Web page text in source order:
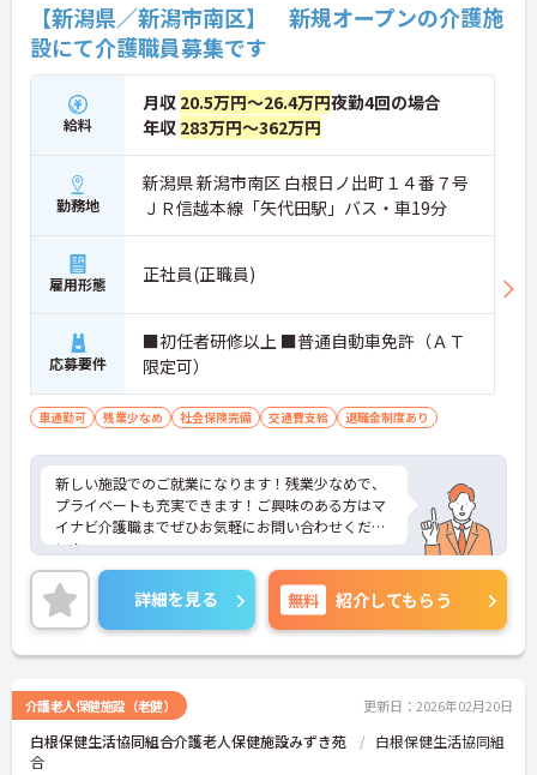
【新潟県／新潟市南区】 新規オープンの介護施
設にて介護職員募集です
給料
月収 20.5万円～26.4万円夜勤4回の場合
年収 283万円～362万円
勤務地
新潟県 新潟市南区 白根日ノ出町１４番７号
ＪＲ信越本線「矢代田駅」バス・車19分
雇用形態 正社員(正職員)
応募要件
■初任者研修以上 ■普通自動車免許（ＡＴ
限定可）
車通勤可 残業少なめ 社会保険完備 交通費支給 退職金制度あり
新しい施設でのご就業になります！残業少なめで、
プライベートも充実できます！ご興味のある方はマ
イナビ介護職までぜひお気軽にお問い合わせくださ
い！
詳細を見る 無料 紹介してもらう
介護老人保健施設（老健） 更新日：2026年02月20日
白根保健生活協同組合介護老人保健施設みずき苑
白根保健生活協同組
合